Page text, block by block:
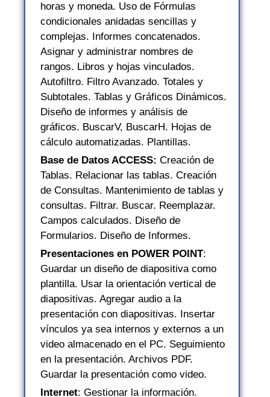
horas y moneda. Uso de Fórmulas
condicionales anidadas sencillas y
complejas. Informes concatenados.
Asignar y administrar nombres de
rangos. Libros y hojas vinculados.
Autofiltro. Filtro Avanzado. Totales y
Subtotales. Tablas y Gráficos Dinámicos.
Diseño de informes y análisis de
gráficos. BuscarV, BuscarH. Hojas de
cálculo automatizadas. Plantillas.
Base de Datos ACCESS: Creación de
Tablas. Relacionar las tablas. Creación
de Consultas. Mantenimiento de tablas y
consultas. Filtrar. Buscar. Reemplazar.
Campos calculados. Diseño de
Formularios. Diseño de Informes.
Presentaciones en POWER POINT:
Guardar un diseño de diapositiva como
plantilla. Usar la orientación vertical de
diapositivas. Agregar audio a la
presentación con diapositivas. Insertar
vínculos ya sea internos y externos a un
video almacenado en el PC. Seguimiento
en la presentación. Archivos PDF.
Guardar la presentación como video.
Internet: Gestionar la información.